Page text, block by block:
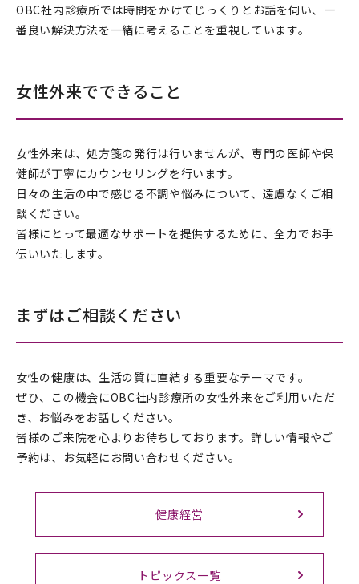
OBC社内診療所では時間をかけてじっくりとお話を伺い、一
番良い解決方法を一緒に考えることを重視しています。
女性外来でできること
女性外来は、処方箋の発行は行いませんが、専門の医師や保
健師が丁寧にカウンセリングを行います。
日々の生活の中で感じる不調や悩みについて、遠慮なくご相
談ください。
皆様にとって最適なサポートを提供するために、全力でお手
伝いいたします。
まずはご相談ください
女性の健康は、生活の質に直結する重要なテーマです。
ぜひ、この機会にOBC社内診療所の女性外来をご利用いただ
き、お悩みをお話しください。
皆様のご来院を心よりお待ちしております。詳しい情報やご
予約は、お気軽にお問い合わせください。
健康経営
トピックス一覧